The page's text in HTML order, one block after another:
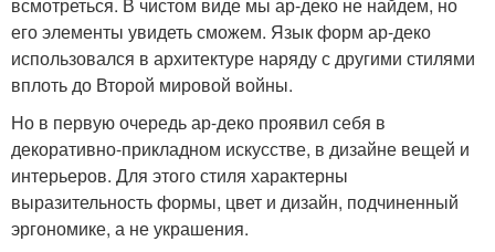
его элементы увидеть сможем. Язык форм ар-деко
использовался в архитектуре наряду с другими стилями
вплоть до Второй мировой войны.
Но в первую очередь ар-деко проявил себя в
декоративно-прикладном искусстве, в дизайне вещей и
интерьеров. Для этого стиля характерны
выразительность формы, цвет и дизайн, подчиненный
эргономике, а не украшения.